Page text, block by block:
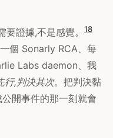
證據,不是感覺。 18
個 Sonarly RCA、每
Labs daemon、我
行,判決其次。把判決黏
開事件的那一刻就會